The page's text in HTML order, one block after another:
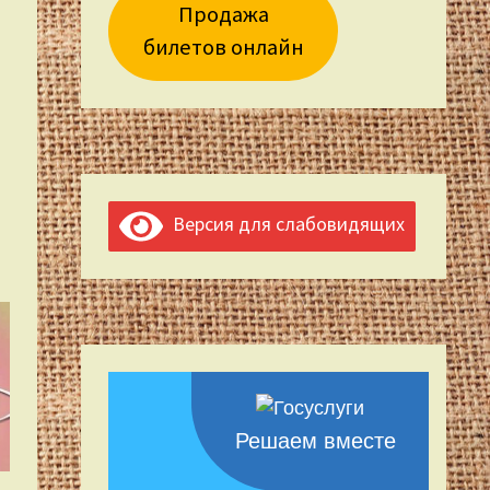
Продажа
билетов онлайн
Версия для слабовидящих
Решаем вместе